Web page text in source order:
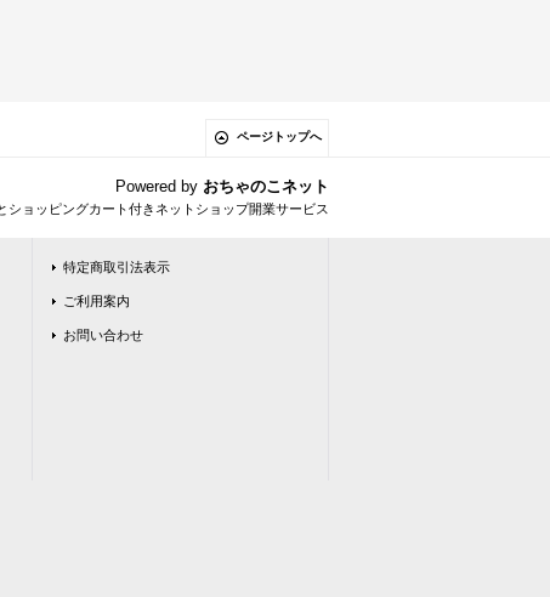
ページトップへ
Powered by おちゃのこネット
ショッピングカート付きネットショップ開業サービス
特定商取引法表示
ご利用案内
お問い合わせ